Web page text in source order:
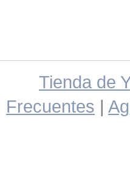
Tienda de
Frecuentes |